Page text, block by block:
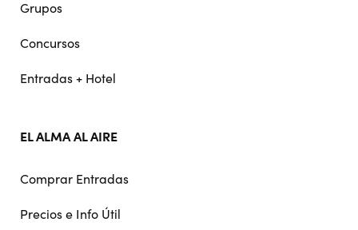
Grupos
Concursos
Entradas + Hotel
EL ALMA AL AIRE
Comprar Entradas
Precios e Info Útil